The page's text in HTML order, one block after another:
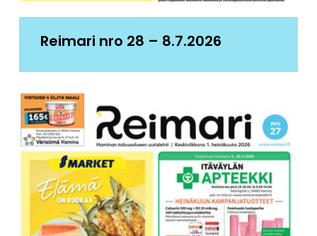
Reimari nro 28 – 8.7.2026